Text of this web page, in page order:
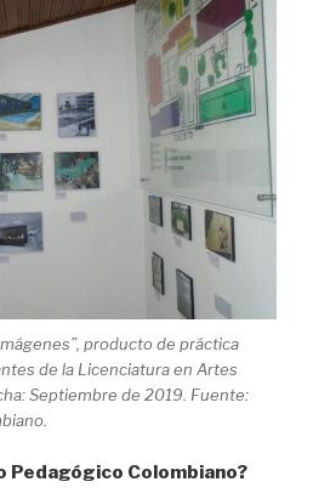
producto de práctica
de la Licenciatura en Artes
Septiembre de 2019. Fuente:
Pedagógico Colombiano?